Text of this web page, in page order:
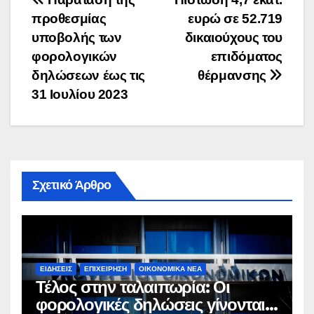
άρθρων
ευρώ σε 52.719
δικαιούχους του
επιδόματος
θέρμανσης
προθεσμίας
υποβολής των
φορολογικών
δηλώσεων έως τις
31 Ιουλίου 2023
Σχετικό Άρθρο
ΕΙΔΉΣΕΙΣ ΕΠΙΧΕΊΡΗΣΗ ΟΙΚΟΝΟΜΙΚΆ ΝΈΑ
Τέλος στην ταλαιπωρία: Οι
φορολογικές δηλώσεις γίνονται